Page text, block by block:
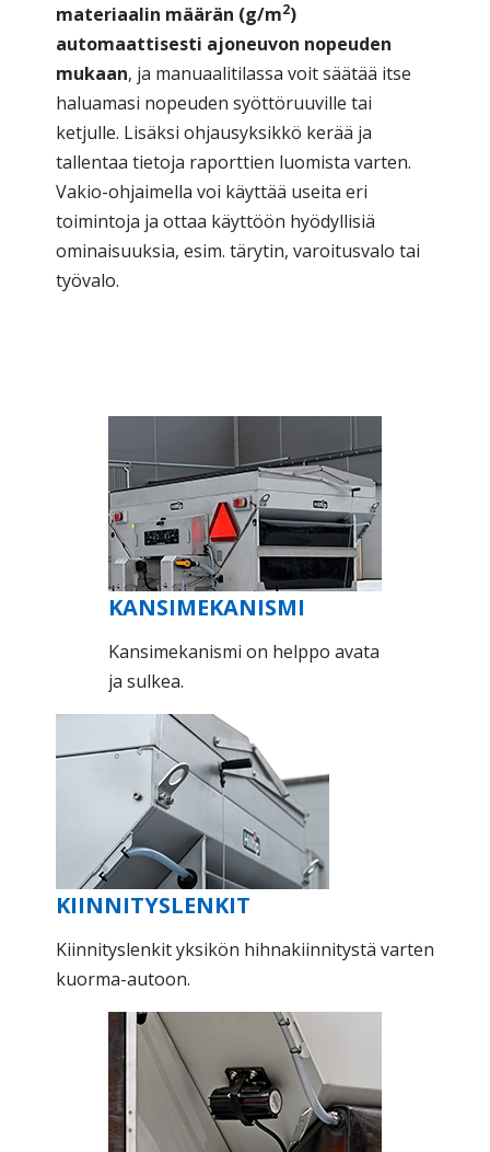
materiaalin määrän (g/m2)
automaattisesti ajoneuvon nopeuden
mukaan, ja manuaalitilassa voit säätää itse
haluamasi nopeuden syöttöruuville tai
ketjulle. Lisäksi ohjausyksikkö kerää ja
tallentaa tietoja raporttien luomista varten.
Vakio-ohjaimella voi käyttää useita eri
toimintoja ja ottaa käyttöön hyödyllisiä
ominaisuuksia, esim. tärytin, varoitusvalo tai
työvalo.
KANSIMEKANISMI
Kansimekanismi on helppo avata
ja sulkea.
KIINNITYSLENKIT
Kiinnityslenkit yksikön hihnakiinnitystä varten
kuorma-autoon.